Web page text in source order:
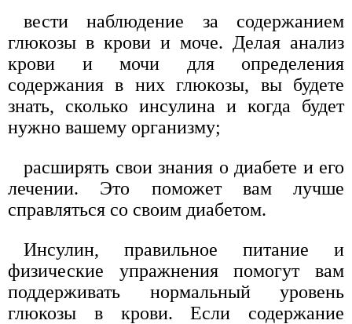
вести наблюдение за содержанием
глюкозы в крови и моче. Делая анализ
крови и мочи для определения
содержания в них глюкозы, вы будете
знать, сколько инсулина и когда будет
нужно вашему организму;
расширять свои знания о диабете и его
лечении. Это поможет вам лучше
справляться со своим диабетом.
Инсулин, правильное питание и
физические упражнения помогут вам
поддерживать нормальный уровень
глюкозы в крови. Если содержание